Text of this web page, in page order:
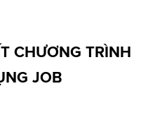
now
CHƯƠNG TRÌNH
JOB